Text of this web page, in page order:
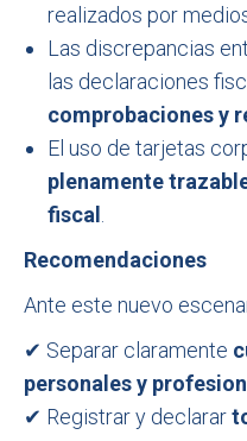
realizados por
Las discrepancias
las declaraciones
comprobaciones y
El uso de tarjetas
plenamente
fiscal
Recomendaciones
Ante este nuevo
✔ Separar claramente
personales y
✔ Registrar y declarar